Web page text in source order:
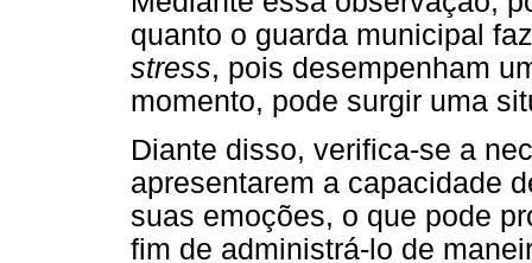
quanto o guarda municipal
stress, pois desempenham
momento, pode surgir uma
Diante disso, verifica-se a
apresentarem a capacidade
suas emoções, o que pode
fim de administrá-lo de